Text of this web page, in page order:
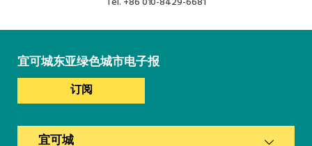
宜可城东亚绿色城市电子报
订阅
宜可城